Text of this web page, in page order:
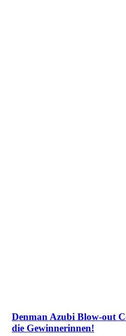
Denman Azubi Blow-out
die Gewinnerinnen!